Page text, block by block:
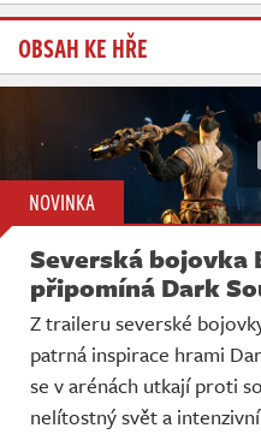
OBSAH KE HŘE
NOVINKA
Severská bojovka
připomíná Dark
Z traileru severské
patrná inspirace hrami
se v arénách utkají proti
nelítostný svět a